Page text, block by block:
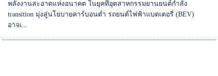
พลังงานสะอาดแห่งอนาคต ในยุคที่อุตสาหกรรมยานยนต์กำลัง
transition มุ่งสู่นโยบายคาร์บอนต่ำ รถยนต์ไฟฟ้าแบตเตอรี่ (BEV)
อาจเ...